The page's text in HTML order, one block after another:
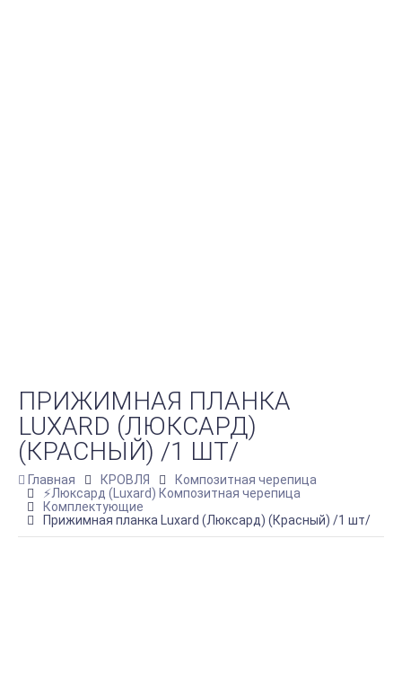
ПРИЖИМНАЯ ПЛАНКА
LUXARD (ЛЮКСАРД)
(КРАСНЫЙ) /1 ШТ/
Главная КРОВЛЯ
Композитная черепица
⚡Люксард (Luxard) Композитная черепица
Комплектующие
Прижимная планка Luxard (Люксард) (Красный) /1 шт/